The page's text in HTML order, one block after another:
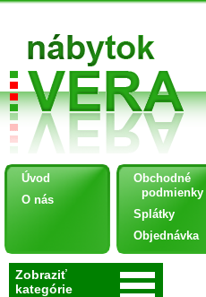
Úvod
O nás
Obchodné
podmienky
Splátky
Objednávka
Zobraziť
kategórie